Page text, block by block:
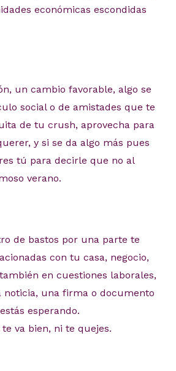
económicas escondidas
un cambio favorable, algo se
social o de amistades que te
de tu crush, aprovecha para
y si se da algo más pues
tú para decirle que no al
verano.
de bastos por una parte te
con tu casa, negocio,
en cuestiones laborales,
noticia, una firma o documento
esperando.
va bien, ni te quejes.